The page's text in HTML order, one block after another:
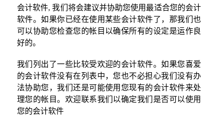
会计软件, 我们将会建议并协助您使用最适合您的会计
软件。如果你已经在使用某些会计软件了，那我们也
可以协助您检查您的帐目以确保所有的设定是运作良
好的。
我们列出了一些比较受欢迎的会计软件。如果您喜爱
的会计软件没有在列表中，您也不必担心我们没有办
法协助您，我们还是可能使用您现有的会计软件来处
理您的帐目。欢迎联系我们以确定我们是否可以使用
您的会计软件